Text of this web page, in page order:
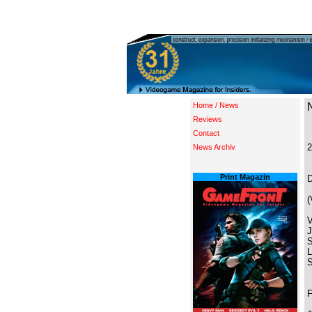
Home / News
Reviews
Contact
News Archiv
Print Magazin